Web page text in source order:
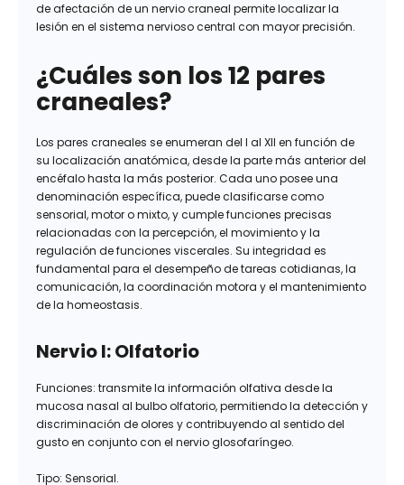
de afectación de un nervio craneal permite localizar la
lesión en el sistema nervioso central con mayor precisión.
¿Cuáles son los 12 pares
craneales?
Los pares craneales se enumeran del I al XII en función de
su localización anatómica, desde la parte más anterior del
encéfalo hasta la más posterior. Cada uno posee una
denominación específica, puede clasificarse como
sensorial, motor o mixto, y cumple funciones precisas
relacionadas con la percepción, el movimiento y la
regulación de funciones viscerales. Su integridad es
fundamental para el desempeño de tareas cotidianas, la
comunicación, la coordinación motora y el mantenimiento
de la homeostasis.
Nervio I: Olfatorio
Funciones: transmite la información olfativa desde la
mucosa nasal al bulbo olfatorio, permitiendo la detección y
discriminación de olores y contribuyendo al sentido del
gusto en conjunto con el nervio glosofaríngeo.
Tipo: Sensorial.